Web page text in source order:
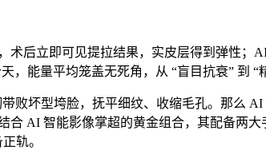
术后立即可见提拉结果，实皮层得到弹性；
能量平均笼盖无死角，从 “盲目抗衰” 到 “
坏型垮脸，抚平细纹、收缩毛孔。那么 AI
AI 智能影像掌超的黄金组合，其配备两大
轨。